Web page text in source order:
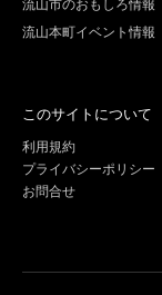
流山市のおもしろ情報
流山本町イベント情報
このサイトについて
利用規約
プライバシーポリシー
お問合せ